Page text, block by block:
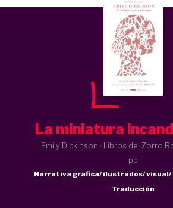
La miniatura
Emily Dickinson · Libros del Zorro
pp
Narrativa gráfica/ ilustrados/ visual/
Traducción